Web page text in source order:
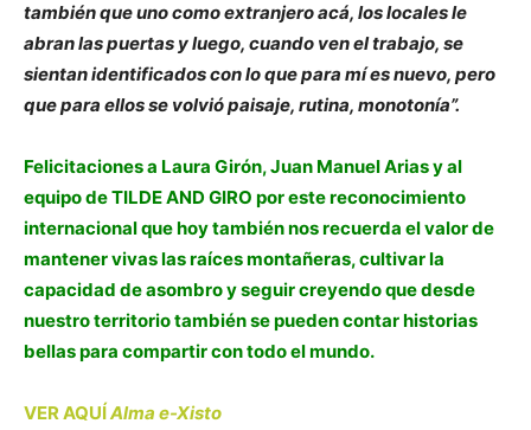
también que uno como extranjero acá, los locales le
abran las puertas y luego, cuando ven el trabajo, se
sientan identificados con lo que para mí es nuevo, pero
que para ellos se volvió paisaje, rutina, monotonía”.
Felicitaciones a Laura Girón, Juan Manuel Arias y al
equipo de TILDE AND GIRO por este reconocimiento
internacional que hoy también nos recuerda el valor de
mantener vivas las raíces montañeras, cultivar la
capacidad de asombro y seguir creyendo que desde
nuestro territorio también se pueden contar historias
bellas para compartir con todo el mundo.
VER AQUÍAlma e-Xisto